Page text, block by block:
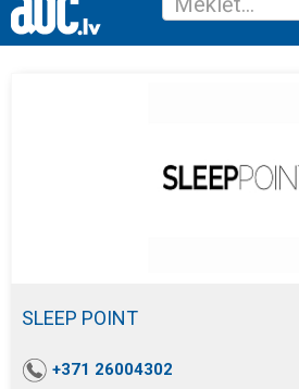
SLEEP POINT
+371 26004302